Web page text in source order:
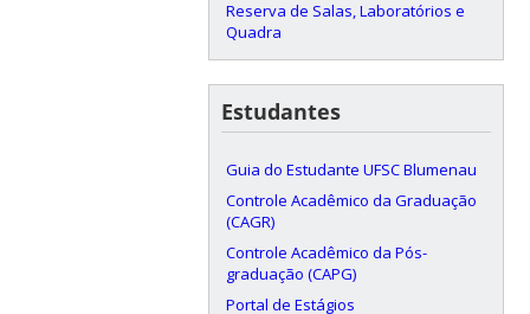
Reserva de Salas, Laboratórios e
Quadra
Estudantes
Guia do Estudante UFSC Blumenau
Controle Acadêmico da Graduação
(CAGR)
Controle Acadêmico da Pós-
graduação (CAPG)
Portal de Estágios